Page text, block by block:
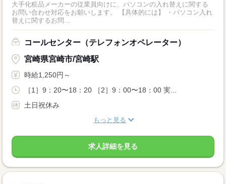
大手化粧品メーカーの従業員向けに、パソコンの入れ替えに関する
お問い合わせ対応をお願いします。 【具体的には】 ・パソコン入れ
替えに関するお問...
コールセンター（テレフォンオペレーター）
宮崎県宮崎市/宮崎駅
時給1,250円～
［1］9：20〜18：20 ［2］9：00〜18：00 実...
土日祝休み
もっと見る
求人詳細を見る